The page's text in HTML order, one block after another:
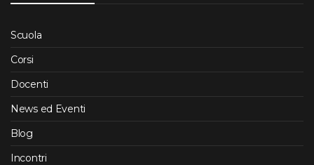
Scuola
Corsi
Docenti
News ed Eventi
Blog
Incontri